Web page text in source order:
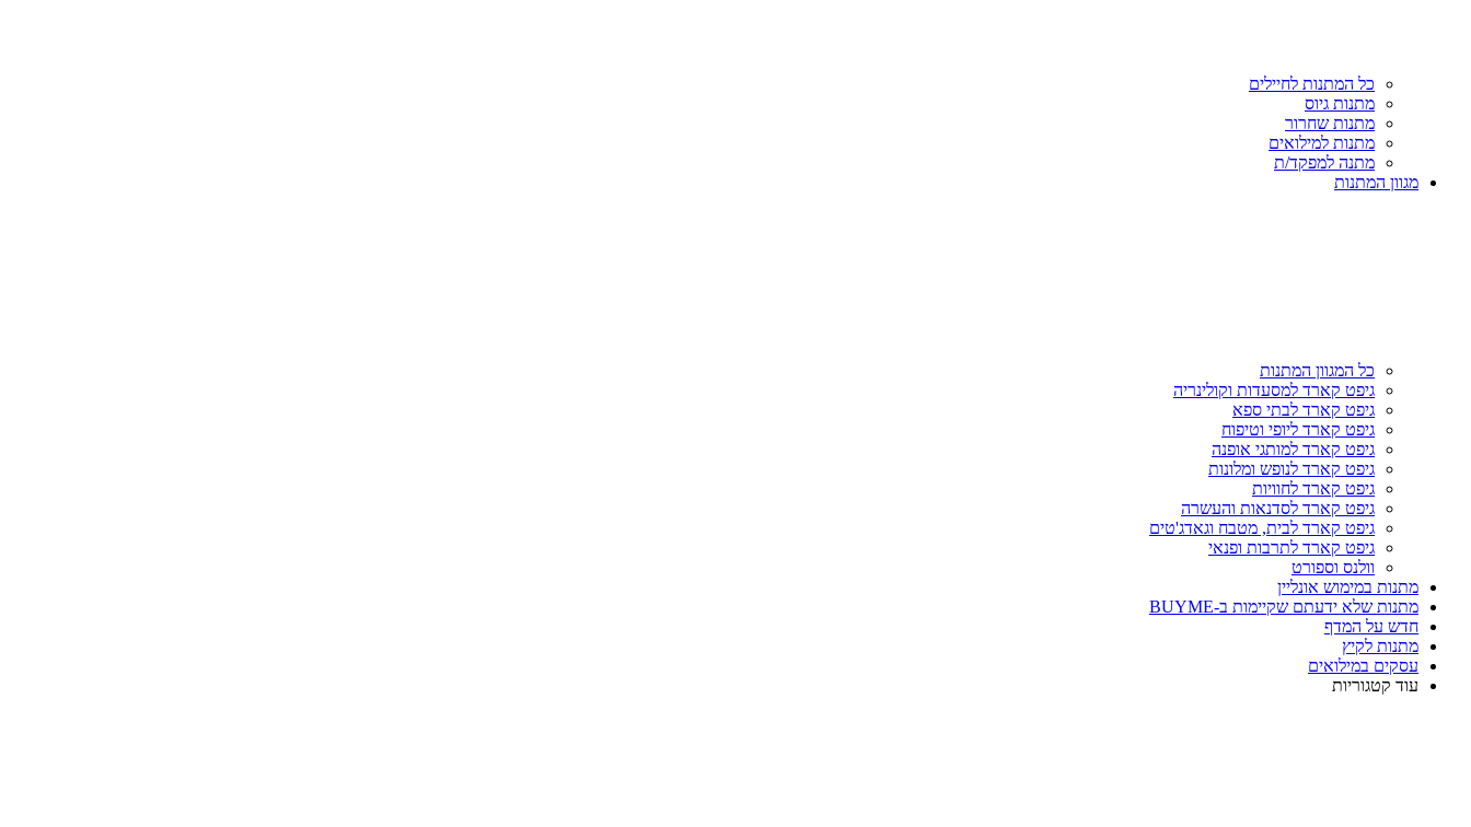
כל המתנות לחיילים
מתנות גיוס
מתנות שחרור
מתנות למילואים
מתנה למפקד/ת
מגוון המתנות
כל המגוון המתנות
גיפט קארד למסעדות וקולינריה
גיפט קארד לבתי ספא
גיפט קארד ליופי וטיפוח
גיפט קארד למותגי אופנה
גיפט קארד לנופש ומלונות
גיפט קארד לחוויות
גיפט קארד לסדנאות והעשרה
גיפט קארד לבית, מטבח וגאדג'טים
גיפט קארד לתרבות ופנאי
וולנס וספורט
מתנות במימוש אונליין
מתנות שלא ידעתם שקיימות ב-BUYME
חדש על המדף
מתנות לקיץ
עסקים במילואים
עוד קטגוריות